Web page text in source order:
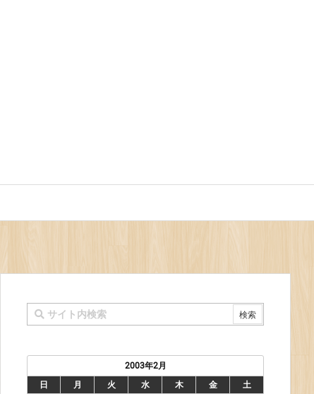
2003年2月
日
月 火 水 木 金
土